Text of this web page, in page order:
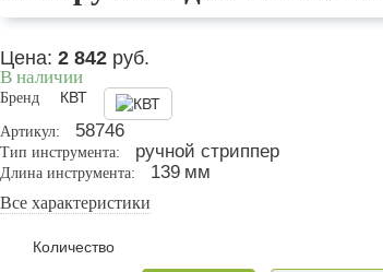
Цена: 2 842 руб.
В наличии
Бренд
КВТ
Артикул:
58746
Тип инструмента: ручной стриппер
Длина инструмента: 139 мм
Все характеристики
Количество